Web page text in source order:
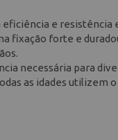
e
fixação forte e
necessária para
as idades utilizem